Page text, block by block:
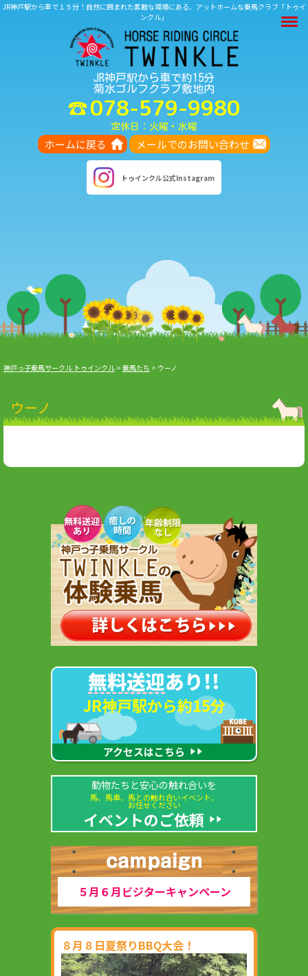
JR神戸駅から車で１５分！自然に囲まれた素敵な環境にある、アットホームな乗馬クラブ「トゥイ
ンクル」
JR神戸駅から車で約15分
菊水ゴルフクラブ敷地内
078-579-9980
定休日：火曜・水曜
ホームに戻る メールでのお問い合わせ
トゥインクル公式Instagram
神戸っ子乗馬サークル トゥインクル > 乗馬たち > ウーノ
ウーノ
無料送迎あり!!
JR神戸駅から約15分
アクセスはこちら
動物たちと安心の触れ合いを
馬、馬車、馬との触れ合いイベント、
お任せください
イベントのご依頼
５月６月ビジターキャンペーン
８月８日夏祭りBBQ大会！